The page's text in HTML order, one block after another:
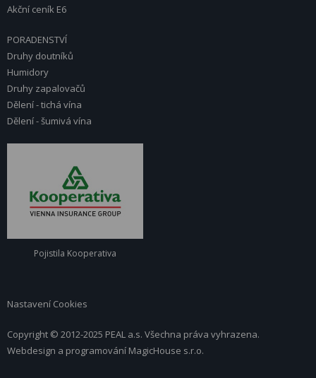
Akční ceník E6
PORADENSTVÍ
Druhy doutníků
Humidory
Druhy zapalovačů
Dělení - tichá vína
Dělení - šumivá vína
Pojistila Kooperativa
Nastavení Cookies
Copyright © 2012-2025 PEAL a.s. Všechna práva vyhrazena.
Webdesign a programování MagicHouse s.r.o.